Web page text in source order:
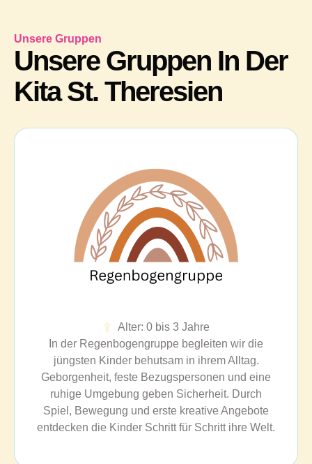
Unsere Gruppen
Unsere Gruppen In Der
Kita St. Theresien
Alter: 0 bis 3 Jahre
In der Regenbogengruppe begleiten wir die
jüngsten Kinder behutsam in ihrem Alltag.
Geborgenheit, feste Bezugspersonen und eine
ruhige Umgebung geben Sicherheit. Durch
Spiel, Bewegung und erste kreative Angebote
entdecken die Kinder Schritt für Schritt ihre Welt.